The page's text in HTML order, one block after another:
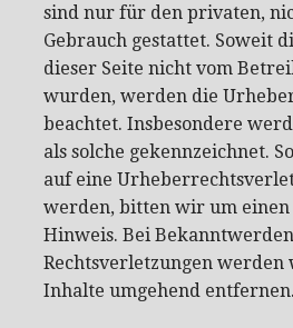
sind nur für den privaten,
Gebrauch gestattet. Soweit
dieser Seite nicht vom
wurden, werden die
beachtet. Insbesondere
als solche gekennzeichnet.
auf eine
werden, bitten wir um einen
Hinweis. Bei
Rechtsverletzungen
Inhalte umgehend entfernen.